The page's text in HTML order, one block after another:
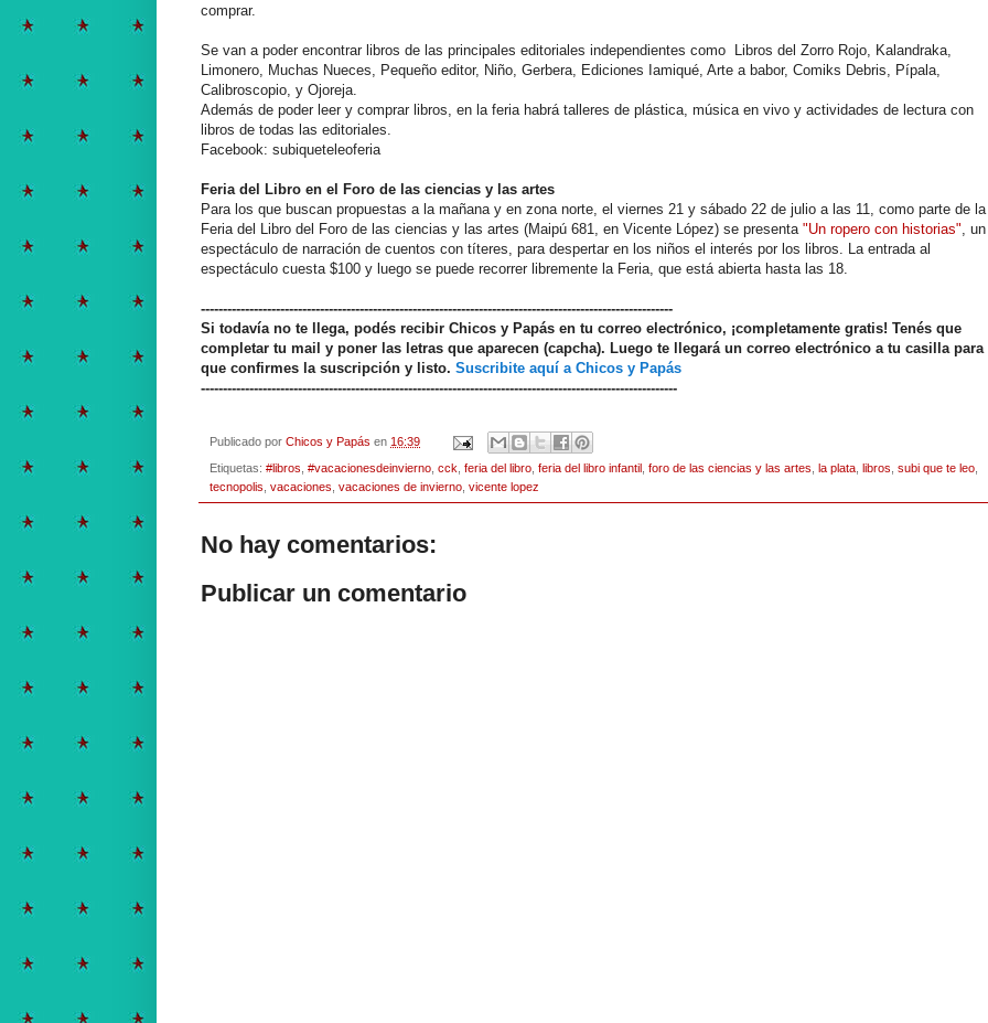
comprar.
Se van a poder encontrar libros de las principales editoriales independientes como Libros del Zorro Rojo, Kalandraka,
Limonero, Muchas Nueces, Pequeño editor, Niño, Gerbera, Ediciones Iamiqué, Arte a babor, Comiks Debris, Pípala,
Calibroscopio, y Ojoreja.
Además de poder leer y comprar libros, en la feria habrá talleres de plástica, música en vivo y actividades de lectura con
libros de todas las editoriales.
Facebook: subiqueteleoferia
Feria del Libro en el Foro de las ciencias y las artes
Para los que buscan propuestas a la mañana y en zona norte, el viernes 21 y sábado 22 de julio a las 11, como parte de la
Feria del Libro del Foro de las ciencias y las artes (Maipú 681, en Vicente López) se presenta "Un ropero con historias" , un
espectáculo de narración de cuentos con títeres, para despertar en los niños el interés por los libros. La entrada al
espectáculo cuesta $100 y luego se puede recorrer libremente la Feria, que está abierta hasta las 18.
-----------------------------------------------------------------------------------------------------------
Si todavía no te llega, podés recibir Chicos y Papás en tu correo electrónico, ¡completamente gratis! Tenés que
completar tu mail y poner las letras que aparecen (capcha). Luego te llegará un correo electrónico a tu casilla para
que confirmes la suscripción y listo. Suscribite aquí a Chicos y Papás
------------------------------------------------------------------------------------------------------------
Publicado por Chicos y Papás en 16:39
Etiquetas: #libros #vacacionesdeinvierno cck feria del libro feria del libro infantil foro de las ciencias y las artes la plata libros subi que te leo
tecnopolis vacaciones vacaciones de invierno vicente lopez
No hay comentarios:
Publicar un comentario